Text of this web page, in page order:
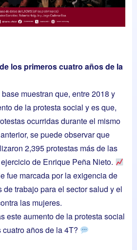
los primeros cuatro años de la
muestran que, entre 2018 y
de la protesta social y es que,
ocurridas durante el mismo
se puede observar que
2,395 protestas más de las
de Enrique Peña Nieto.
fue marcada por la exigencia de
trabajo para el sector salud y el
las mujeres.
este aumento de la protesta social
años de la 4T?